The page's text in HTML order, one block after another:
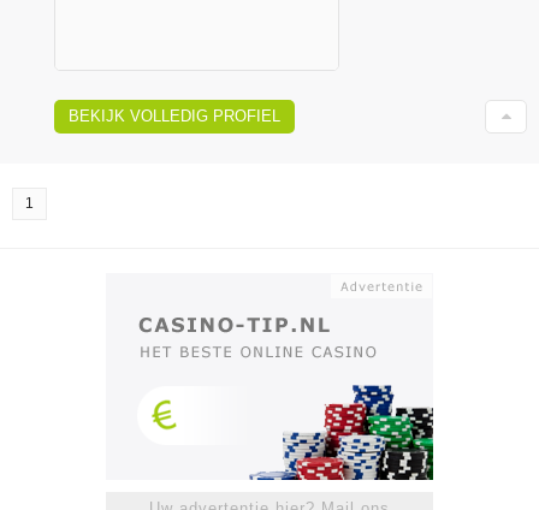
BEKIJK VOLLEDIG PROFIEL
1